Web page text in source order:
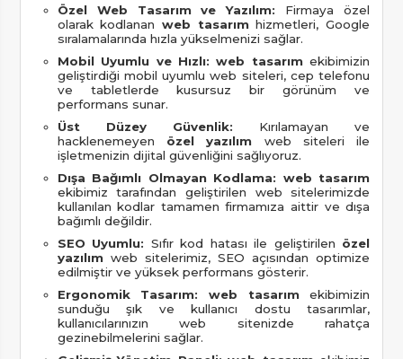
Özel Web Tasarım ve Yazılım: Firmaya özel
olarak kodlananweb tasarımhizmetleri, Google
sıralamalarında hızla yükselmenizi sağlar.
Mobil Uyumlu ve Hızlı: web tasarımekibimizin
geliştirdiği mobil uyumlu web siteleri, cep telefonu
ve tabletlerde kusursuz bir görünüm ve
performans sunar.
Üst Düzey Güvenlik: Kırılamayan ve
hacklenemeyen özel yazılım web siteleri ile
işletmenizin dijital güvenliğini sağlıyoruz.
Dışa Bağımlı Olmayan Kodlama: web tasarım
ekibimiz tarafından geliştirilen web sitelerimizde
kullanılan kodlar tamamen firmamıza aittir ve dışa
bağımlı değildir.
SEO Uyumlu: Sıfır kod hatası ile geliştirilen özel
yazılımweb sitelerimiz, SEO açısından optimize
edilmiştir ve yüksek performans gösterir.
Ergonomik Tasarım:
web tasarımekibimizin
sunduğu şık ve kullanıcı dostu tasarımlar,
kullanıcılarınızın web sitenizde rahatça
gezinebilmelerini sağlar.